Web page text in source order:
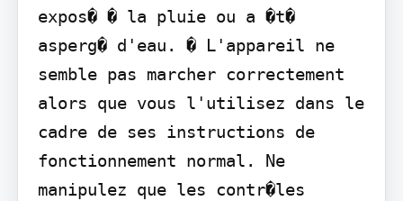
expos� � la pluie ou a �t�
asperg� d'eau. � L'appareil ne
semble pas marcher correctement
alors que vous l'utilisez dans le
cadre de ses instructions de
fonctionnement normal. Ne
manipulez que les contr�les